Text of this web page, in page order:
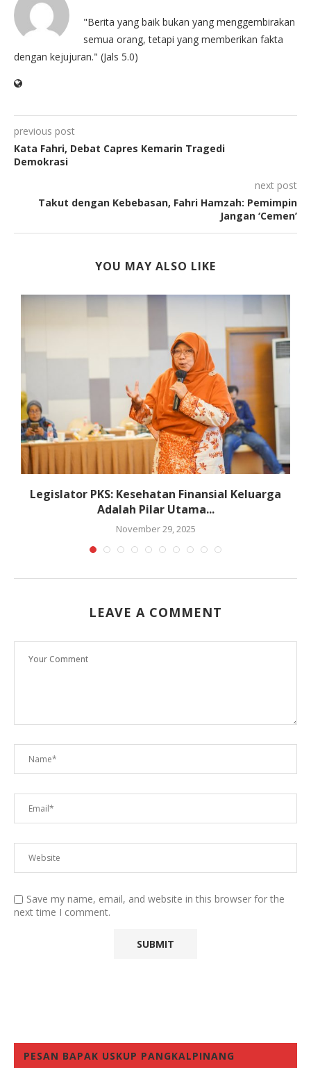
"Berita yang baik bukan yang menggembirakan
semua orang, tetapi yang memberikan fakta
dengan kejujuran." (Jals 5.0)
previous post
Kata Fahri, Debat Capres Kemarin Tragedi
Demokrasi
next post
Takut dengan Kebebasan, Fahri Hamzah: Pemimpin
Jangan ‘Cemen’
YOU MAY ALSO LIKE
Legislator PKS: Kesehatan Finansial Keluarga
Adalah Pilar Utama...
November 29, 2025
LEAVE A COMMENT
Save my name, email, and website in this browser for the
next time I comment.
PESAN BAPAK USKUP PANGKALPINANG